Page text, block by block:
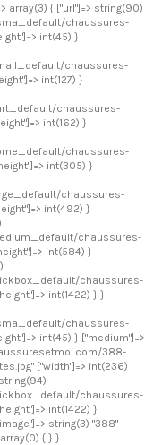
array(3) { ["url"]=> string(90)
chaussures-
int(45) }
chaussures-
int(127) }
chaussures-
int(162) }
chaussures-
int(305) }
chaussures-
int(492) }
chaussures-
int(584) }
chaussures-
int(1422) } }
chaussures-
int(45) } ["medium"]=>
388-
["width"]=> int(236)
chaussures-
int(1422) }
string(3) "388"
{ } }